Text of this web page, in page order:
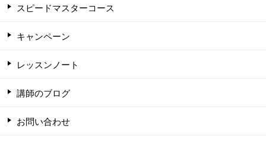
スピードマスターコース
キャンペーン
レッスンノート
講師のブログ
お問い合わせ